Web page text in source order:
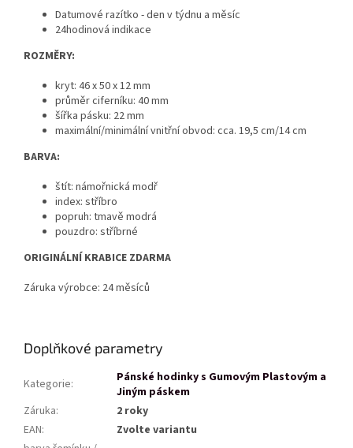
Datumové razítko - den v týdnu a měsíc
24hodinová indikace
ROZMĚRY:
kryt: 46 x 50 x 12 mm
průměr ciferníku: 40 mm
šířka pásku: 22 mm
maximální/minimální vnitřní obvod: cca. 19,5 cm/14 cm
BARVA:
štít: námořnická modř
index: stříbro
popruh: tmavě modrá
pouzdro: stříbrné
ORIGINÁLNÍ KRABICE ZDARMA
Záruka výrobce: 24 měsíců
Doplňkové parametry
Kategorie:
Pánské hodinky s Gumovým Plastovým a
Jiným páskem
Záruka:
2 roky
EAN:
Zvolte variantu